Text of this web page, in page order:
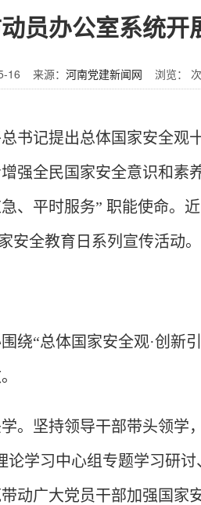
员办公室系统开
16 来源： 河南党建新闻网 浏览： 次
书记提出总体国家安全观
强全民国家安全意识和素
、平时服务” 职能使命。
安全教育日系列宣传活动。
绕“总体国家安全观·创新
。坚持领导干部带头领学
论学习中心组专题学习研
动广大党员干部加强国家